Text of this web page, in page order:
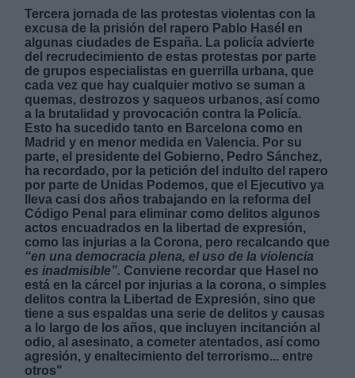
Tercera jornada de las protestas violentas con la
excusa de la prisión del rapero Pablo Hasél en
algunas ciudades de España. La policía advierte
del recrudecimiento de estas protestas por parte
de grupos especialistas en guerrilla urbana, que
cada vez que hay cualquier motivo se suman a
quemas, destrozos y saqueos urbanos, así como
a la brutalidad y provocación contra la Policía.
Esto ha sucedido tanto en Barcelona como en
Madrid y en menor medida en Valencia. Por su
parte, el presidente del Gobierno, Pedro Sánchez,
ha recordado, por la petición del indulto del rapero
por parte de Unidas Podemos, que el Ejecutivo ya
lleva casi dos años trabajando en la reforma del
Código Penal para eliminar como delitos algunos
actos encuadrados en la libertad de expresión,
como las injurias a la Corona, pero recalcando que
“en una democracia plena, el uso de la violencia
es inadmisible”. Conviene recordar que Hasel no
está en la cárcel por injurias a la corona, o simples
delitos contra la Libertad de Expresión, sino que
tiene a sus espaldas una serie de delitos y causas
a lo largo de los años, que incluyen incitanción al
odio, al asesinato, a cometer atentados, así como
agresión, y enaltecimiento del terrorismo... entre
otros"
Derechos:
link
Información adicional
link